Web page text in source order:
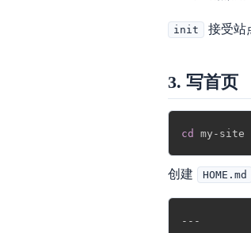
init 接受站
3. 写首页
cd
创建 HOME.md
---